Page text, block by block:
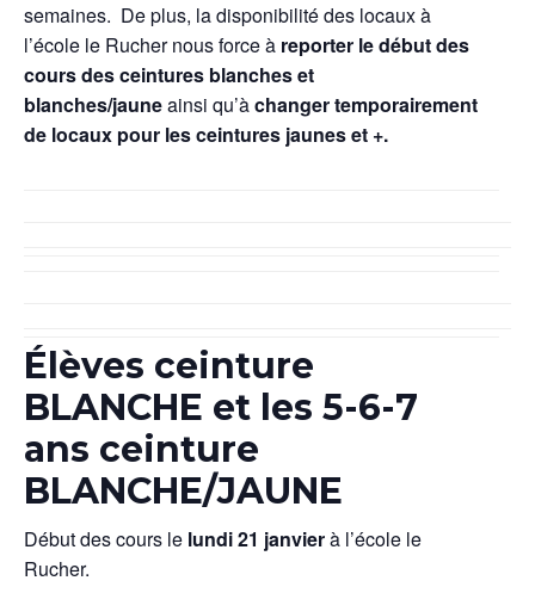
semaines. De plus, la disponibilité des locaux à
l’école le Rucher nous force à reporter le début des
cours des ceintures blanches et
blanches/jauneainsi qu’àchanger temporairement
de locaux pour les ceintures jaunes et +.
Élèves ceinture
BLANCHE et les 5-6-7
ans ceinture
BLANCHE/JAUNE
Début des cours le lundi 21 janvierà l’école le
Rucher.